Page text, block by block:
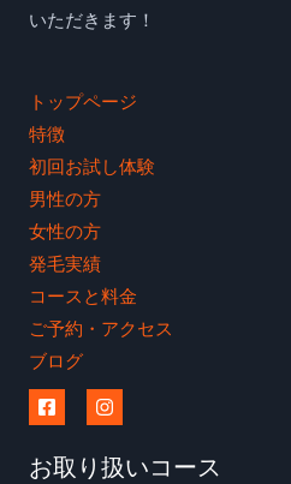
いただきます！
トップページ
特徴
初回お試し体験
男性の方
女性の方
発毛実績
コースと料金
ご予約・アクセス
ブログ
お取り扱いコース